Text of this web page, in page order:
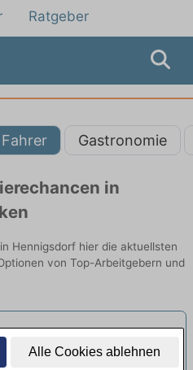
Alle Cookies ablehnen
Ratgeber
Fahrer Gastronomie
in
Hennigsdorf hier die aktuellsten
von Top-Arbeitgebern und
Carsharing
Vollzeit/Teilzeit neu
| Berlin